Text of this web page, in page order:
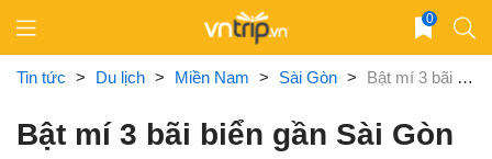
content
0
Tin tức > Du lịch > Miền Nam > Sài Gòn > Bật mí 3 bãi biển gần Sài Gòn đẹp tự nhiên cho bạn khám phá
Bật mí 3 bãi biển gần Sài Gòn